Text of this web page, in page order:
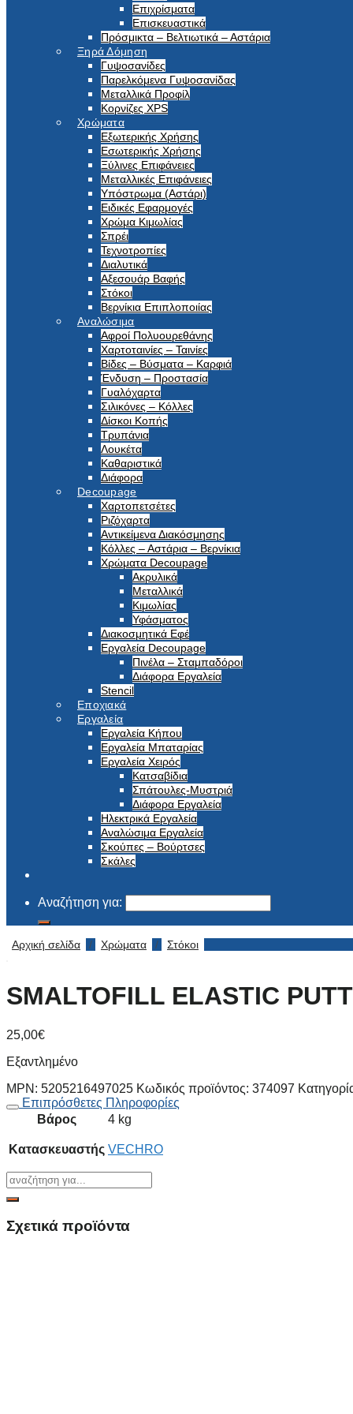
Επιχρίσματα
Επισκευαστικά
Πρόσμικτα – Βελτιωτικά – Αστάρια
Ξηρά Δόμηση
Γυψοσανίδες
Παρελκόμενα Γυψοσανίδας
Μεταλλικά Προφίλ
Κορνίζες XPS
Χρώματα
Εξωτερικής Χρήσης
Εσωτερικής Χρήσης
Ξύλινες Επιφάνειες
Μεταλλικές Επιφάνειες
Υπόστρωμα (Αστάρι)
Ειδικές Εφαρμογές
Χρώμα Κιμωλίας
Σπρέι
Τεχνοτροπίες
Διαλυτικά
Αξεσουάρ Βαφής
Στόκοι
Βερνίκια Επιπλοποιίας
Αναλώσιμα
Αφροί Πολυουρεθάνης
Χαρτοταινίες – Ταινίες
Βίδες – Βύσματα – Καρφιά
Ένδυση – Προστασία
Γυαλόχαρτα
Σιλικόνες – Κόλλες
Δίσκοι Κοπής
Τρυπάνια
Λουκέτα
Καθαριστικά
Διάφορα
Decoupage
Χαρτοπετσέτες
Ριζόχαρτα
Αντικείμενα Διακόσμησης
Κόλλες – Αστάρια – Βερνίκια
Χρώματα Decoupage
Ακρυλικά
Μεταλλικά
Κιμωλίας
Υφάσματος
Διακοσμητικά Εφέ
Εργαλεία Decoupage
Πινέλα – Σταμπαδόροι
Διάφορα Εργαλεία
Stencil
Εποχιακά
Εργαλεία
Εργαλεία Κήπου
Εργαλεία Μπαταρίας
Εργαλεία Χειρός
Κατσαβίδια
Σπάτουλες-Μυστριά
Διάφορα Εργαλεία
Ηλεκτρικά Εργαλεία
Αναλώσιμα Εργαλεία
Σκούπες – Βούρτσες
Σκάλες
Αναζήτηση για:
Αρχική σελίδα / Χρώματα / Στόκοι
SMALTOFILL ELASTIC
25,00€
Εξαντλημένο
MPN: 5205216497025 Κωδικός προϊόντος: 374097
Επιπρόσθετες Πληροφορίες
Βάρος
4 kg
Κατασκευαστής VECHRO
Σχετικά προϊόντα